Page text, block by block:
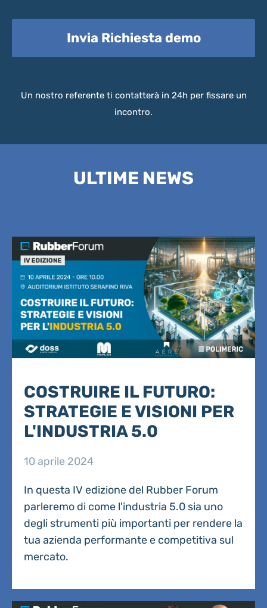
Invia Richiesta demo
Un nostro referente ti contatterà in 24h per fissare un
incontro.
ULTIME NEWS
COSTRUIRE IL FUTURO:
STRATEGIE E VISIONI PER
L'INDUSTRIA 5.0
10 aprile 2024
In questa IV edizione del Rubber Forum
parleremo di come l'industria 5.0 sia uno
degli strumenti più importanti per rendere la
tua azienda performante e competitiva sul
mercato.